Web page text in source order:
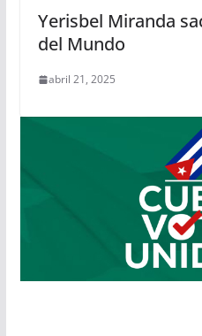
Yerisbel Miranda
del Mundo
abril 21, 2025